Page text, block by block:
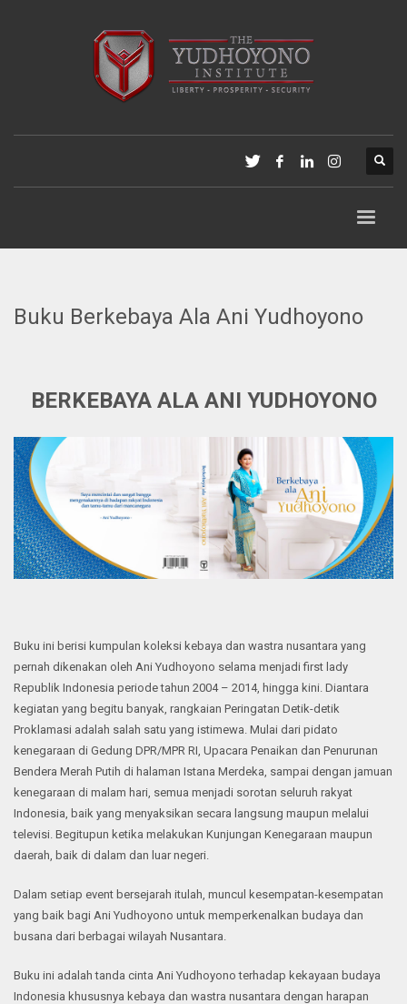
Buku Berkebaya Ala Ani Yudhoyono
BERKEBAYA ALA ANI YUDHOYONO
Buku ini berisi kumpulan koleksi kebaya dan wastra nusantara yang
pernah dikenakan oleh Ani Yudhoyono selama menjadi first lady
Republik Indonesia periode tahun 2004 – 2014, hingga kini. Diantara
kegiatan yang begitu banyak, rangkaian Peringatan Detik-detik
Proklamasi adalah salah satu yang istimewa. Mulai dari pidato
kenegaraan di Gedung DPR/MPR RI, Upacara Penaikan dan Penurunan
Bendera Merah Putih di halaman Istana Merdeka, sampai dengan jamuan
kenegaraan di malam hari, semua menjadi sorotan seluruh rakyat
Indonesia, baik yang menyaksikan secara langsung maupun melalui
televisi. Begitupun ketika melakukan Kunjungan Kenegaraan maupun
daerah, baik di dalam dan luar negeri.
Dalam setiap event bersejarah itulah, muncul kesempatan-kesempatan
yang baik bagi Ani Yudhoyono untuk memperkenalkan budaya dan
busana dari berbagai wilayah Nusantara.
Buku ini adalah tanda cinta Ani Yudhoyono terhadap kekayaan budaya
Indonesia khususnya kebaya dan wastra nusantara dengan harapan